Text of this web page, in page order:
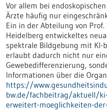
Vor allem bei
Ärzte häufig nur
Ein in der Abteilung von Prof.
Heidelberg entwickeltes
spektrale Bildgebung mit
erlaubt dadurch nicht nur
Gewebedifferenzierung,
Informationen über die
https://
bw.de/fachbeitrag/aktuell/
erweitert-moeglichkeiten-